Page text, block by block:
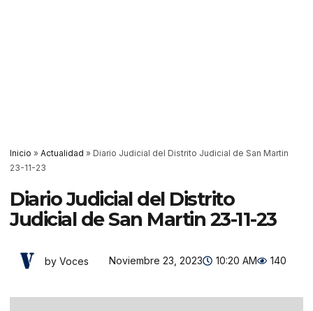
Inicio » Actualidad » Diario Judicial del Distrito Judicial de San Martin
23-11-23
Diario Judicial del Distrito
Judicial de San Martin 23-11-23
by Voces Noviembre 23, 2023 10:20 AM 140